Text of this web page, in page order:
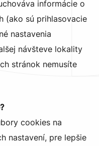
informácie o
(ako sú prihlasovacie
nastavenia
návšteve lokality
stránok nemusíte
cookies na
nastavení, pre lepšie